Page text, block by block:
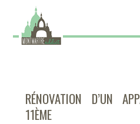
RÉNOVATION D’UN
11ÈME